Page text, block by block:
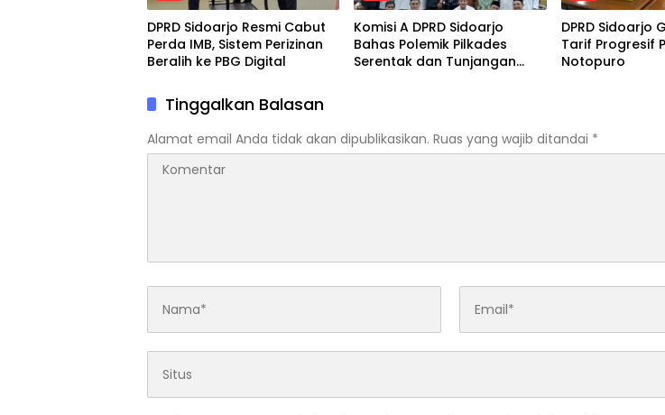
DPRD Sidoarjo Resmi Cabut
Perda IMB, Sistem Perizinan
Beralih ke PBG Digital
Komisi A DPRD Sidoarjo
Bahas Polemik Pilkades
Serentak dan Tunjangan
DPRD Sidoarjo
Tarif Progresif
Notopuro
Tinggalkan Balasan
Alamat email Anda tidak akan dipublikasikan. Ruas yang wajib ditandai *